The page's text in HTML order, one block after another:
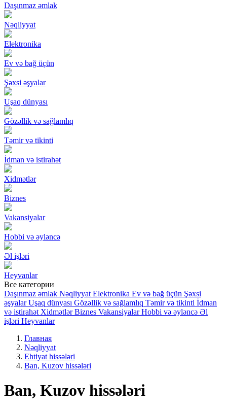
Daşınmaz əmlak
Nəqliyyat
Elektronika
Ev və bağ üçün
Şəxsi əşyalar
Uşaq dünyası
Gözəllik və sağlamlıq
Təmir və tikinti
İdman və istirahət
Xidmətlər
Biznes
Vakansiyalar
Hobbi və əyləncə
Əl işləri
Heyvanlar
Все категории
Daşınmaz əmlak Nəqliyyat Elektronika Ev və bağ üçün Şəxsi
əşyalar Uşaq dünyası Gözəllik və sağlamlıq Təmir və tikinti İdman
və istirahət Xidmətlər Biznes Vakansiyalar Hobbi və əyləncə Əl
işləri Heyvanlar
Главная
Nəqliyyat
Ehtiyat hissələri
Ban, Kuzov hissələri
Ban, Kuzov hissələri